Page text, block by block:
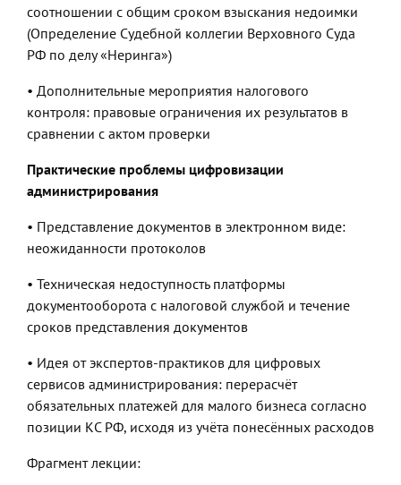
соотношении с общим сроком взыскания недоимки
(Определение Судебной коллегии Верховного Суда
РФ по делу «Неринга»)
• Дополнительные мероприятия налогового
контроля: правовые ограничения их результатов в
сравнении с актом проверки
Практические проблемы цифровизации
администрирования
• Представление документов в электронном виде:
неожиданности протоколов
• Техническая недоступность платформы
документооборота с налоговой службой и течение
сроков представления документов
• Идея от экспертов-практиков для цифровых
сервисов администрирования: перерасчёт
обязательных платежей для малого бизнеса согласно
позиции КС РФ, исходя из учёта понесённых расходов
Фрагмент лекции: